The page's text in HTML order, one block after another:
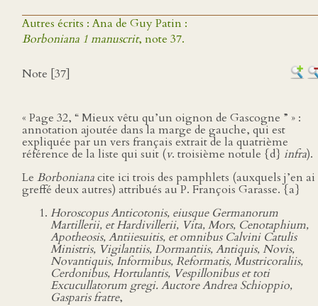
Autres écrits : Ana de Guy Patin :
Borboniana 1 manuscrit, note 37.
Note [37]
« Page 32, “ Mieux vêtu qu’un oignon de Gascogne ” » :
annotation ajoutée dans la marge de gauche, qui est
expliquée par un vers français extrait de la quatrième
référence de la liste qui suit (v. troisième notule {d} infra).
Le Borbonianacite ici trois des pamphlets (auxquels j’en ai
greffé deux autres) attribués au P. François Garasse. {a}
Horoscopus Anticotonis, eiusque Germanorum
Martillerii, et Hardivillerii, Vita, Mors, Cenotaphium,
Apotheosis, Antiiesuitis, et omnibus Calvini Catulis
Ministris, Vigilantiis, Dormantiis, Antiquis, Novis,
Novantiquis, Informibus, Reformatis, Mustricoraliis,
Cerdonibus, Hortulantis, Vespillonibus et toti
Excucullatorum gregi. Auctore Andrea Schioppio,
Gasparis fratre,